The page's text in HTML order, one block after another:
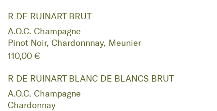
R DE RUINART BRUT
A.O.C. Champagne
Pinot Noir, Chardonnnay, Meunier
110,00 €
R DE RUINART BLANC DE BLANCS BRUT
A.O.C. Champagne
Chardonnay